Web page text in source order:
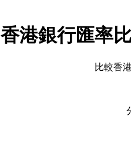
香港銀行匯率
比較香